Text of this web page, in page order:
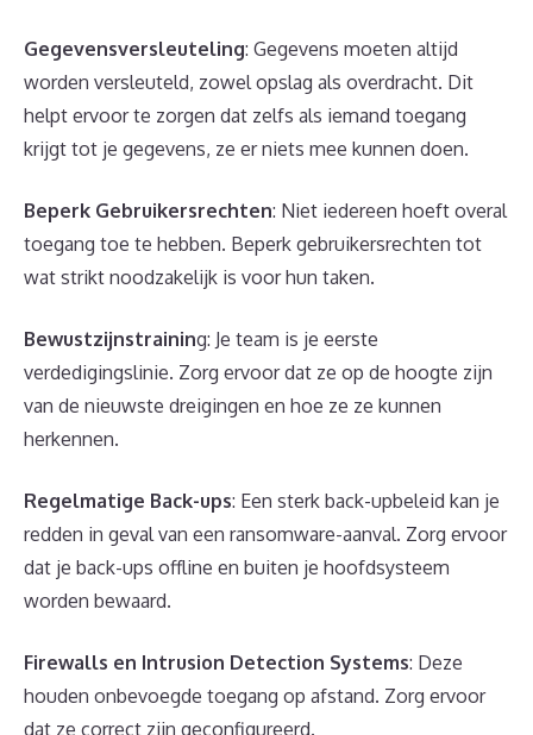
Gegevensversleuteling: Gegevens moeten altijd
worden versleuteld, zowel opslag als overdracht. Dit
helpt ervoor te zorgen dat zelfs als iemand toegang
krijgt tot je gegevens, ze er niets mee kunnen doen.
Beperk Gebruikersrechten: Niet iedereen hoeft overal
toegang toe te hebben. Beperk gebruikersrechten tot
wat strikt noodzakelijk is voor hun taken.
Bewustzijnstraining: Je team is je eerste
verdedigingslinie. Zorg ervoor dat ze op de hoogte zijn
van de nieuwste dreigingen en hoe ze ze kunnen
herkennen.
Regelmatige Back-ups: Een sterk back-upbeleid kan je
redden in geval van een ransomware-aanval. Zorg ervoor
dat je back-ups offline en buiten je hoofdsysteem
worden bewaard.
Firewalls en Intrusion Detection Systems: Deze
houden onbevoegde toegang op afstand. Zorg ervoor
dat ze correct zijn geconfigureerd.